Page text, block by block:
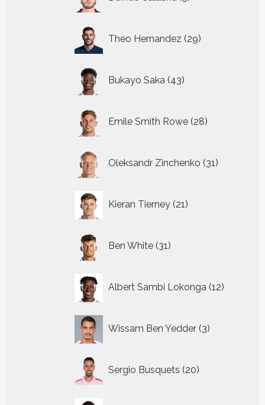
producten
Theo Hernandez 29
producten
Bukayo Saka 43
producten
Emile Smith Rowe 28
producten
Oleksandr Zinchenko 31
producten
Kieran Tierney 21
producten
Ben White 31
producten
Albert Sambi Lokonga 12
Wissam Ben Yedder 3
producten
Sergio Busquets 20
producten